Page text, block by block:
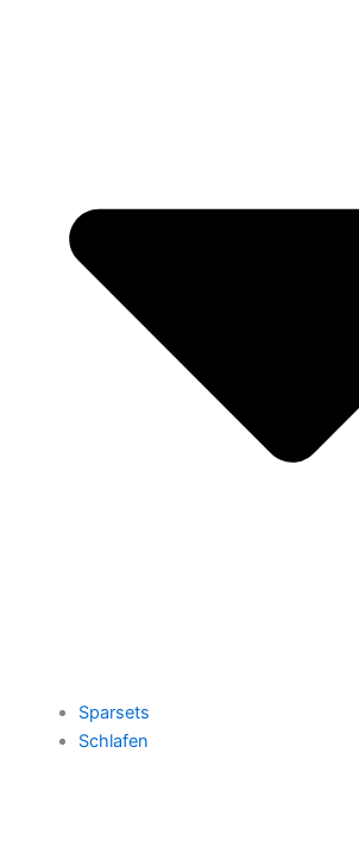
Sparsets
Schlafen